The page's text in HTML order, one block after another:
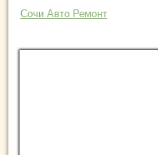
Сочи Авто Ремонт